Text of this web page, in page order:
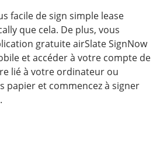
facile de sign simple lease
que cela. De plus, vous
gratuite airSlate SignNow
et accéder à votre compte de
lié à votre ordinateur ou
papier et commencez à signer